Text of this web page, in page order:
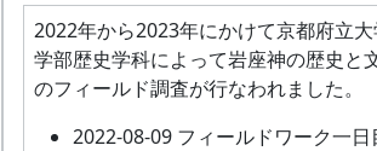
2022年から2023年にかけて京都府立
学部歴史学科によって岩座神の歴史と
のフィールド調査が行なわれました。
2022-08-09 フィールドワーク一日